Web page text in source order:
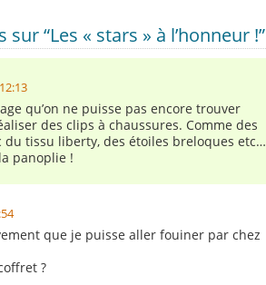
“Les « stars » à l’honneur !”
qu’on ne puisse pas encore trouver
des clips à chaussures. Comme des
du tissu liberty, des étoiles breloques etc…
panoplie !
que je puisse aller fouiner par chez
?